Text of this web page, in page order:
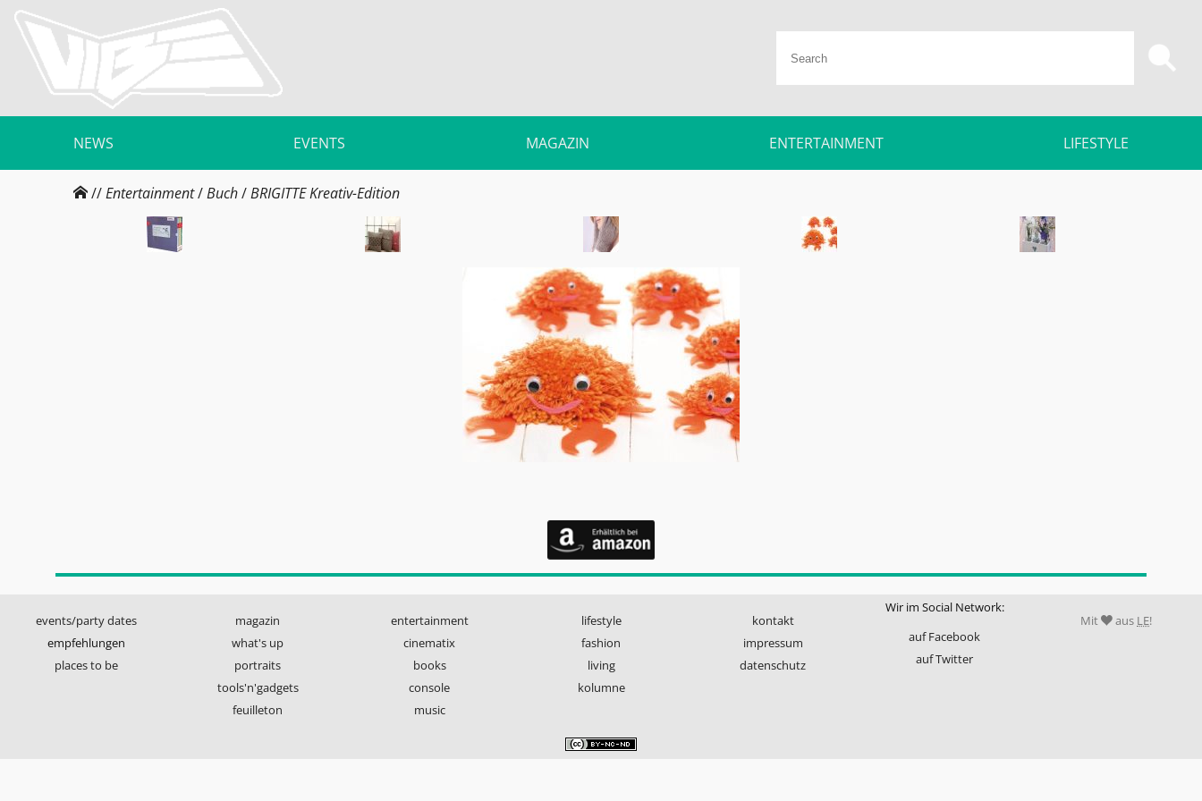
NEWS EVENTS MAGAZIN ENTERTAINMENT LIFESTYLE
//Entertainment/Buch/BRIGITTE Kreativ-Edition
events/party dates
empfehlungen
places to be
magazin
what's up
portraits
tools'n'gadgets
feuilleton
entertainment
cinematix
books
console
music
lifestyle
fashion
living
kolumne
kontakt
impressum
datenschutz
Wir im Social Network:
auf Facebook
auf Twitter
Mit aus LE!